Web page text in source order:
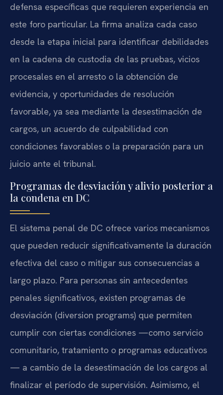
defensa específicas que requieren experiencia en
este foro particular. La firma analiza cada caso
desde la etapa inicial para identificar debilidades
en la cadena de custodia de las pruebas, vicios
procesales en el arresto o la obtención de
evidencia, y oportunidades de resolución
favorable, ya sea mediante la desestimación de
cargos, un acuerdo de culpabilidad con
condiciones favorables o la preparación para un
juicio ante el tribunal.
Programas de desviación y alivio posterior a
la condena en DC
El sistema penal de DC ofrece varios mecanismos
que pueden reducir significativamente la duración
efectiva del caso o mitigar sus consecuencias a
largo plazo. Para personas sin antecedentes
penales significativos, existen programas de
desviación (diversion programs) que permiten
cumplir con ciertas condiciones —como servicio
comunitario, tratamiento o programas educativos
— a cambio de la desestimación de los cargos al
finalizar el período de supervisión. Asimismo, el